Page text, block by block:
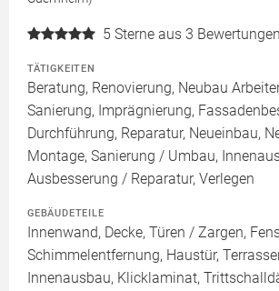
5 Sterne aus 3 Bewertungen
TÄTIGKEITEN
Beratung, Renovierung, Neubau
Sanierung, Imprägnierung,
Durchführung, Reparatur, Neueinbau,
Montage, Sanierung / Umbau,
Ausbesserung / Reparatur, Verlegen
GEBÄUDETEILE
Innenwand, Decke, Türen / Zargen,
Schimmelentfernung, Haustür,
Innenausbau, Klicklaminat,